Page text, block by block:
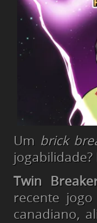
Um brick
Twin
recente
canadiano,